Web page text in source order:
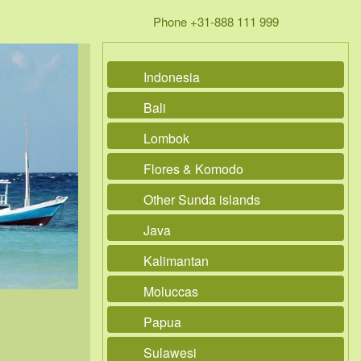
Phone +31-888 111 999
Indonesia
Bali
Lombok
Flores & Komodo
Other Sunda islands
Java
Kalimantan
Moluccas
Papua
Sulawesi